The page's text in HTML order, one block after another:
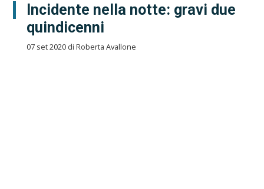
Incidente nella notte: gravi due
quindicenni
07 set 2020 di Roberta Avallone